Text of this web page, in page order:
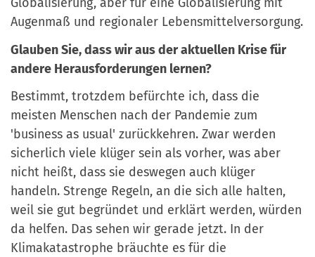
Augenmaß und regionaler Lebensmittelversorgung.
Glauben Sie, dass wir aus der aktuellen Krise für
andere Herausforderungen lernen?
Bestimmt, trotzdem befürchte ich, dass die
meisten Menschen nach der Pandemie zum
'business as usual' zurückkehren. Zwar werden
sicherlich viele klüger sein als vorher, was aber
nicht heißt, dass sie deswegen auch klüger
handeln. Strenge Regeln, an die sich alle halten,
weil sie gut begründet und erklärt werden, würden
da helfen. Das sehen wir gerade jetzt. In der
Klimakatastrophe bräuchte es für die